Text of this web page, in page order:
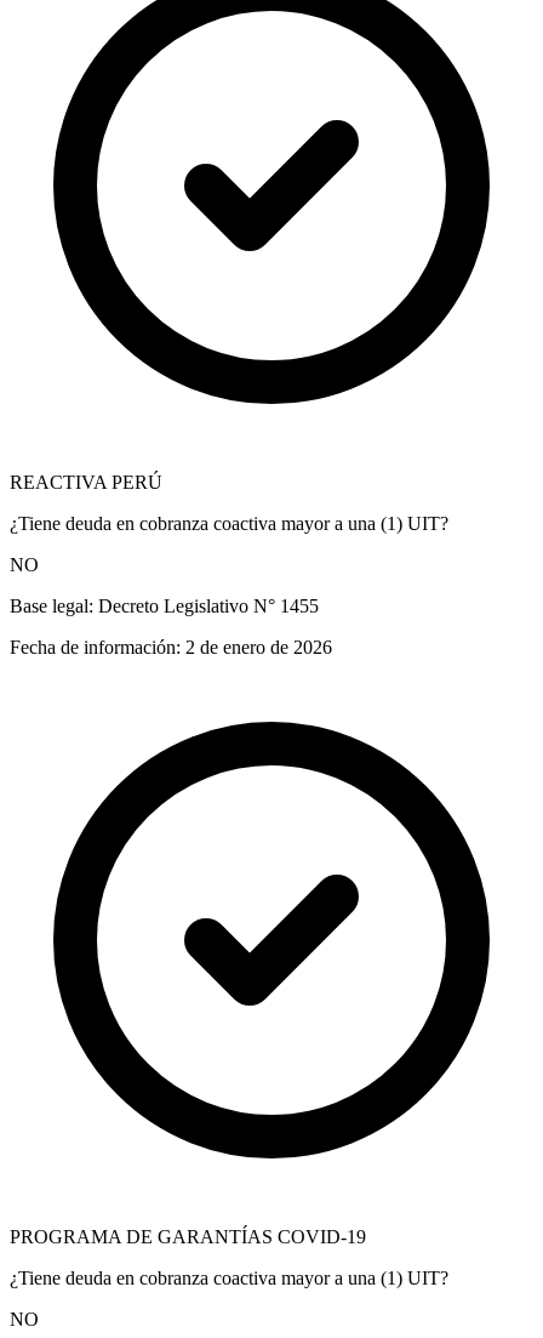
REACTIVA PERÚ
¿Tiene deuda en cobranza coactiva mayor a una (1) UIT?
NO
Base legal: Decreto Legislativo N° 1455
Fecha de información: 2 de enero de 2026
PROGRAMA DE GARANTÍAS COVID-19
¿Tiene deuda en cobranza coactiva mayor a una (1) UIT?
NO